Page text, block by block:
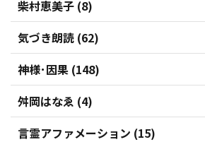
柴村恵美子 (8)
気づき朗読 (62)
神様･因果 (148)
舛岡はなゑ (4)
言霊アファメーション (15)